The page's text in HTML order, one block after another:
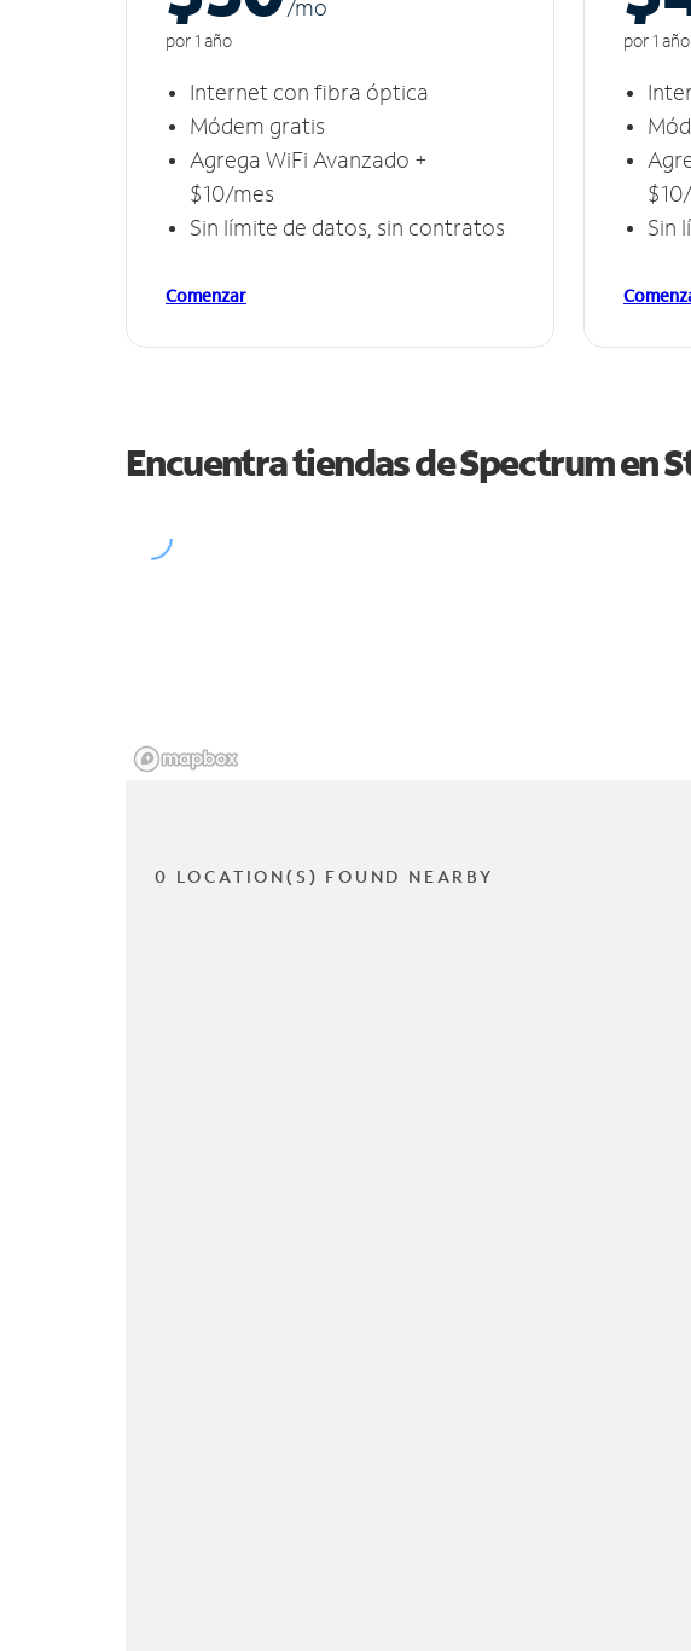
/mo
por 1 año
Internet con fibra óptica
Módem gratis
Agrega WiFi Avanzado +
$10/mes
Sin límite de datos, sin contratos
Comenzar
por 1 año
Sin
Encuentra tiendas de Spectrum en
0 LOCATION(S) FOUND NEARBY